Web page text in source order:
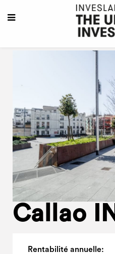
Callao IN
Rentabilité annuelle: